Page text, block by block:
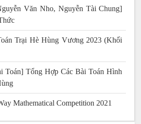
Văn Nho, Nguyễn Tài Chung]
Trại Hè Hùng Vương 2023 (Khối
Toán] Tổng Hợp Các Bài Toán Hình
Mathematical Competition 2021